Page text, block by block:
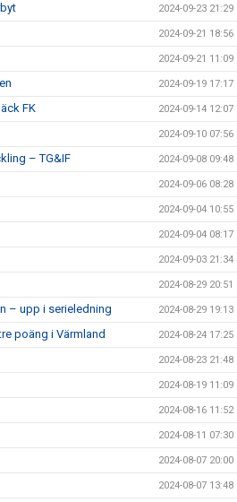
2024-09-23 21:29
2024-09-21 18:56
2024-09-21 11:09
2024-09-19 17:17
FK 2024-09-14 12:07
2024-09-10 07:56
– TG&IF 2024-09-08 09:48
2024-09-06 08:28
2024-09-04 10:55
2024-09-04 08:17
2024-09-03 21:34
2024-08-29 20:51
– upp i serieledning 2024-08-29 19:13
poäng i Värmland 2024-08-24 17:25
2024-08-23 21:48
2024-08-19 11:09
2024-08-16 11:52
2024-08-11 07:30
2024-08-07 20:00
2024-08-07 13:48